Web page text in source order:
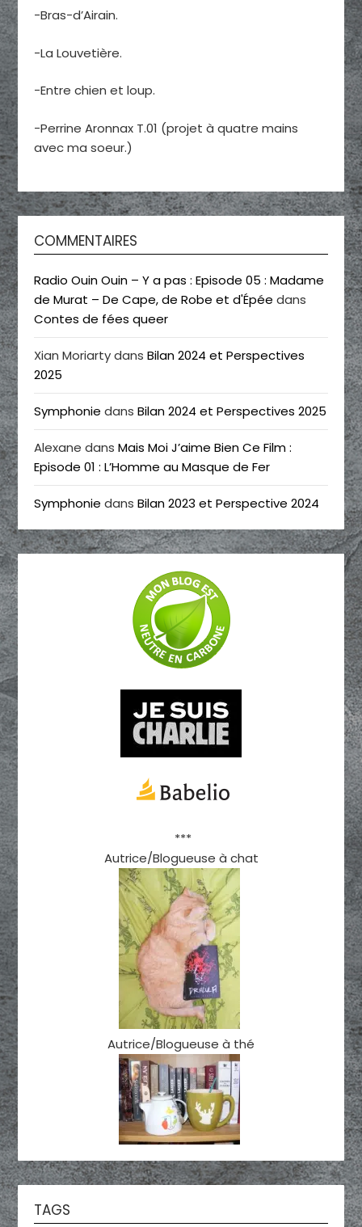
-Bras-d’Airain.
-La Louvetière.
-Entre chien et loup.
-Perrine Aronnax T.01 (projet à quatre mains
avec ma soeur.)
COMMENTAIRES
Radio Ouin Ouin – Y a pas : Episode 05 : Madame
de Murat – De Cape, de Robe et d'Épée dans
Contes de fées queer
Xian MoriartydansBilan 2024 et Perspectives
2025
Symphonie dansBilan 2024 et Perspectives 2025
Alexane dansMais Moi J’aime Bien Ce Film :
Episode 01 : L’Homme au Masque de Fer
Symphonie dansBilan 2023 et Perspective 2024
***
Autrice/Blogueuse à chat
Autrice/Blogueuse à thé
TAGS